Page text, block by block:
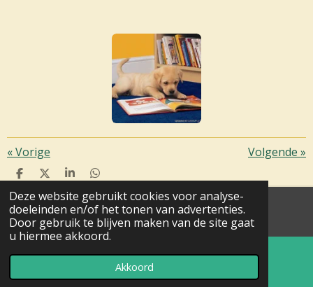
Deze website gebruikt cookies voor analyse-
doeleinden en/of het tonen van advertenties.
Door gebruik te blijven maken van de site gaat
u hiermee akkoord.
Akkoord
«Vorige Volgende »
D
L
E
N
D
E
L
S
A
R
E
D
L
E
N
© Loyal Family 2011